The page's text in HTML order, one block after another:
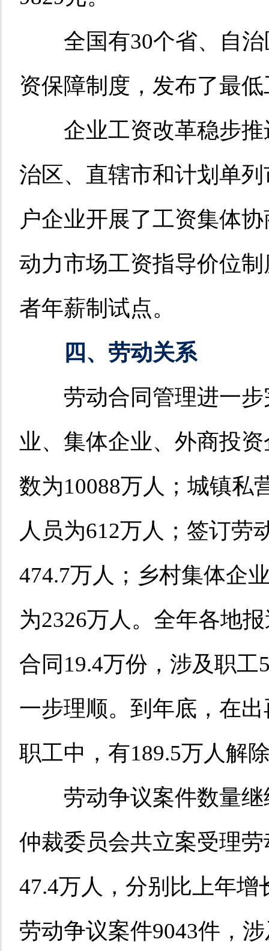
全国有30个省、自治
资保障制度，发布了最
企业工资改革稳步推
治区、直辖市和计划单
户企业开展了工资集体
动力市场工资指导价位
者年薪制试点。
四、劳动关系
劳动合同管理进一步
业、集体企业、外商投
数为10088万人；城镇私
人员为612万人；签订劳
474.7万人；乡村集体企
为2326万人。全年各地
合同19.4万份，涉及职
一步理顺。到年底，在
职工中，有189.5万人解
劳动争议案件数量继
仲裁委员会共立案受理
47.4万人，分别比上年增
劳动争议案件9043件，